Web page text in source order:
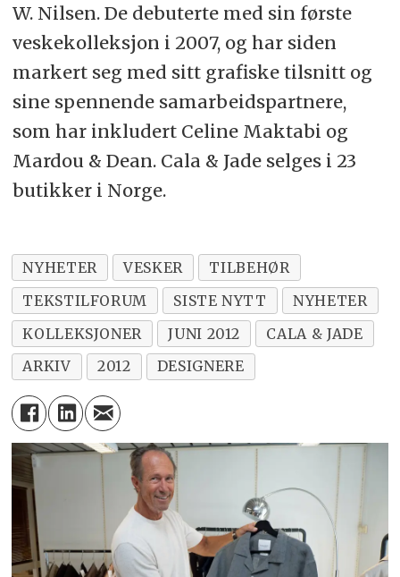
W. Nilsen. De debuterte med sin første
veskekolleksjon i 2007, og har siden
markert seg med sitt grafiske tilsnitt og
sine spennende samarbeidspartnere,
som har inkludert Celine Maktabi og
Mardou & Dean. Cala & Jade selges i 23
butikker i Norge.
NYHETER VESKER
TILBEHØR
TEKSTILFORUM
SISTE NYTT
NYHETER
KOLLEKSJONER
JUNI 2012
CALA & JADE
ARKIV
2012 DESIGNERE